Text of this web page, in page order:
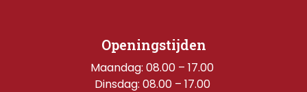
Openingstijden
Maandag: 08.00 – 17.00
Dinsdag: 08.00 – 17.00